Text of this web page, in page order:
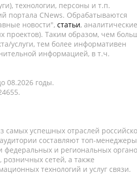
технологии, персоны и т.п.
портала CNews. Обрабатываются
новости", статьи, аналитические
проектов). Таким образом, чем
услуги, тем более информативен
информацией, в т.ч.
08.2026 годы.
самых успешных отраслей
составляют топ-
и региональных
сетей, а также
технологий и услуг связи.